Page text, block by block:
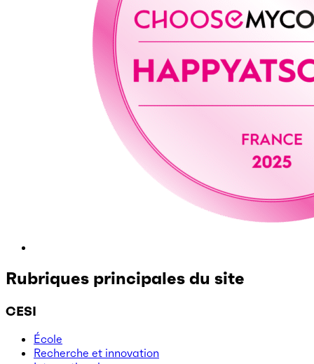
Rubriques principales du site
CESI
École
Recherche et innovation